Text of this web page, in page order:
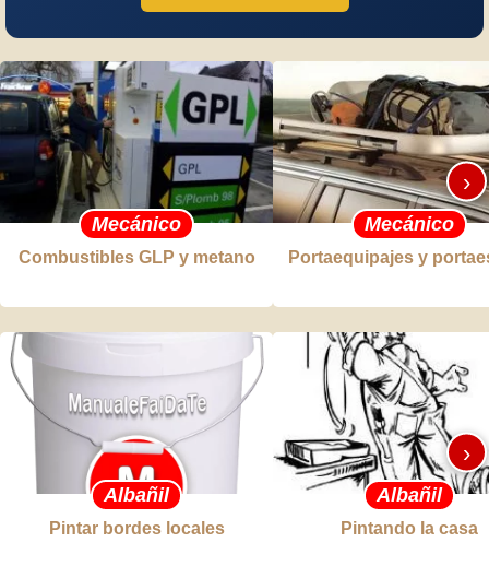
Mecánico
Combustibles GLP y metano
Mecánico
Portaequipajes y
›
Albañil
Pintar bordes locales
Albañil
Pintando la casa
›